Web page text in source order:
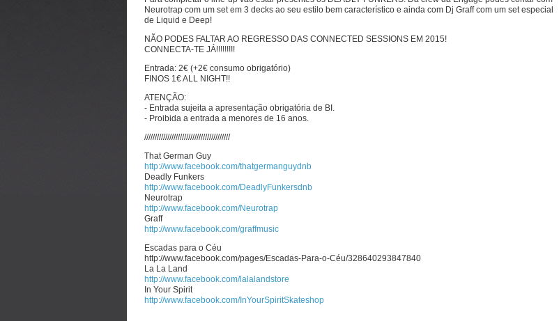
Neurotrap com um set em 3 decks ao seu estilo bem característico e ainda com Dj Graff com um set especial
de Liquid e Deep!
NÃO PODES FALTAR AO REGRESSO DAS CONNECTED SESSIONS EM 2015!
CONNECTA-TE JÁ!!!!!!!!!
Entrada: 2€ (+2€ consumo obrigatório)
FINOS 1€ ALL NIGHT!!
ATENÇÃO:
- Entrada sujeita a apresentação obrigatória de BI.
- Proibida a entrada a menores de 16 anos.
/////////////////////////////////////////
That German Guy
http://www.facebook.com/thatgermanguydnb
Deadly Funkers
http://www.facebook.com/DeadlyFunkersdnb
Neurotrap
http://www.facebook.com/Neurotrap
Graff
http://www.facebook.com/graffmusic
Escadas para o Céu
http://www.facebook.com/pages/Escadas-Para-o-Céu/328640293847840
La La Land
http://www.facebook.com/lalalandstore
In Your Spirit
http://www.facebook.com/InYourSpiritSkateshop